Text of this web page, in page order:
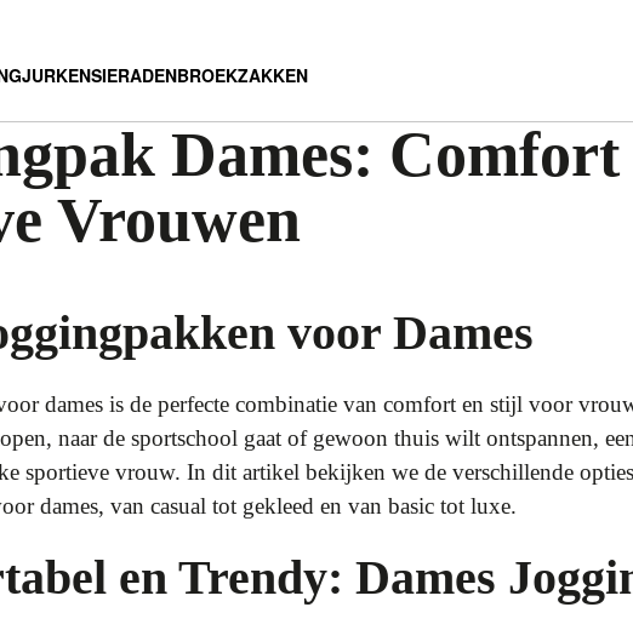
JURKENSIERADENBROEKZAKKEN
Dames:
Vrouwen
voor Dames
dames is de perfecte combinatie van comfort en stijl voor
naar de sportschool gaat of gewoon thuis wilt ontspannen,
sportieve vrouw. In dit artikel bekijken we de verschillende
dames, van casual tot gekleed en van basic tot luxe.
en Trendy: Dames